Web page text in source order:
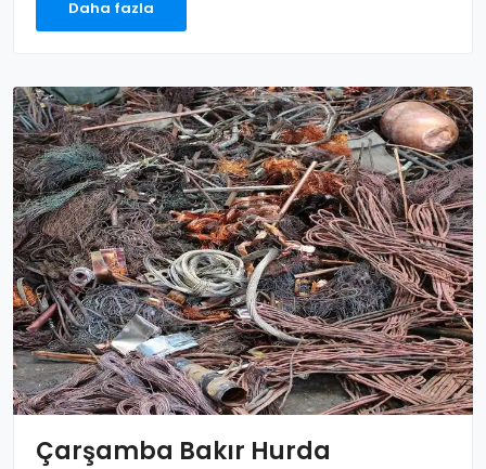
Daha fazla
Çarşamba Bakır Hurda